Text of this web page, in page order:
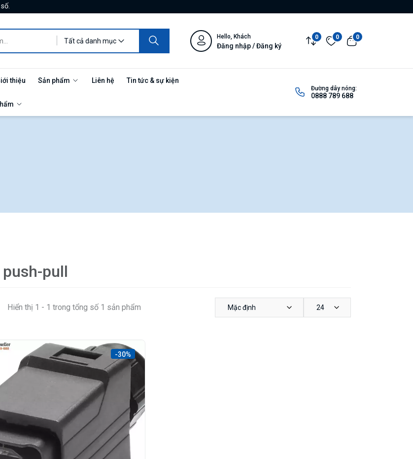
Tất cả danh mục
Hello, Khách
Đăng nhập / Đăng ký
0 0 0
thiệu Sản phẩm Liên hệ Tin tức & sự kiện
Đường dây nóng:
0888 789 688
pull
Hiển thị 1 - 1 trong tổng số 1 sản phẩm Mặc định 24
-30%